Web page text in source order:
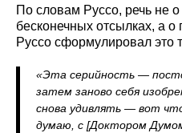
По словам Руссо, речь не
бесконечных отсылках, а
Руссо сформулировал это
«Эта серийность —
затем заново себя
снова удивлять — вот
думаю, с [Доктором